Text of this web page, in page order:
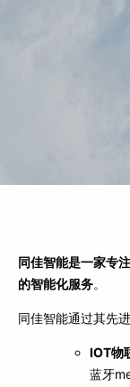
同佳智能是一家专
的智能化服务。
同佳智能通过其先
IOT物
蓝牙